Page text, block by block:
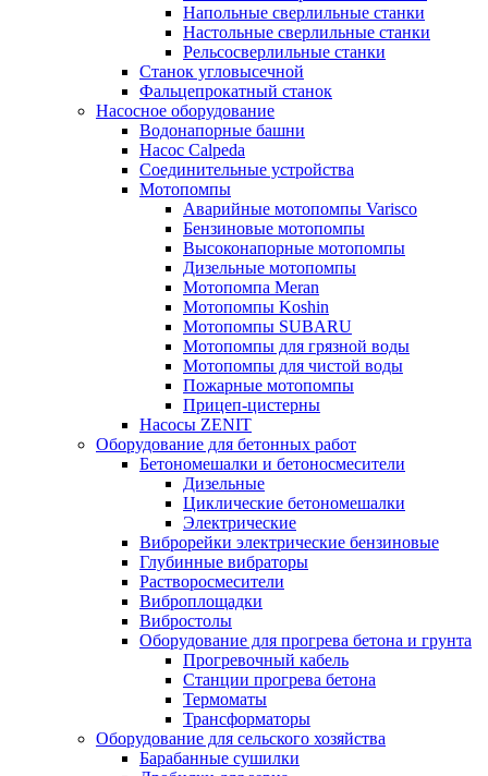
Напольные сверлильные станки
Настольные сверлильные станки
Рельсосверлильные станки
Станок угловысечной
Фальцепрокатный станок
Насосное оборудование
Водонапорные башни
Насос Calpeda
Соединительные устройства
Мотопомпы
Аварийные мотопомпы Varisco
Бензиновые мотопомпы
Высоконапорные мотопомпы
Дизельные мотопомпы
Мотопомпа Meran
Мотопомпы Koshin
Мотопомпы SUBARU
Мотопомпы для грязной воды
Мотопомпы для чистой воды
Пожарные мотопомпы
Прицеп-цистерны
Насосы ZENIT
Оборудование для бетонных работ
Бетономешалки и бетоносмесители
Дизельные
Циклические бетономешалки
Электрические
Виброрейки электрические бензиновые
Глубинные вибраторы
Растворосмесители
Виброплощадки
Вибростолы
Оборудование для прогрева бетона и грунта
Прогревочный кабель
Станции прогрева бетона
Термоматы
Трансформаторы
Оборудование для сельского хозяйства
Барабанные сушилки